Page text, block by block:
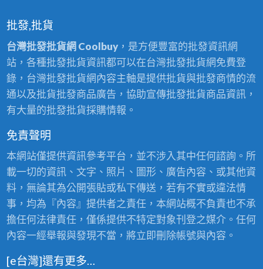
批發,批貨
台灣批發批貨網 Coolbuy，是方便豐富的批發資訊網
站，各種批發批貨資訊都可以在台灣批發批貨網免費登
錄，台灣批發批貨網內容主軸是提供批貨與批發商情的流
通以及批貨批發商品廣告，協助宣傳批發批貨商品資訊，
有大量的批發批貨採購情報。
免責聲明
本網站僅提供資訊參考平台，並不涉入其中任何諮詢。所
載一切的資訊、文字、照片、圖形、廣告內容、或其他資
料，無論其為公開張貼或私下傳送，若有不實或違法情
事，均為『內容』提供者之責任，本網站概不負責也不承
擔任何法律責任，僅係提供不特定對象刊登之媒介。任何
內容一經舉報與發現不當，將立即刪除帳號與內容。
[e台灣]還有更多…